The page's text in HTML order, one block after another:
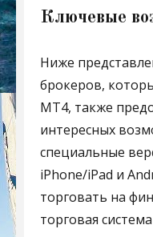
Ключевые
Ниже
брокеров,
МТ4, также
интересных
специальные
iPhone/iPad и
торговать на
торговая